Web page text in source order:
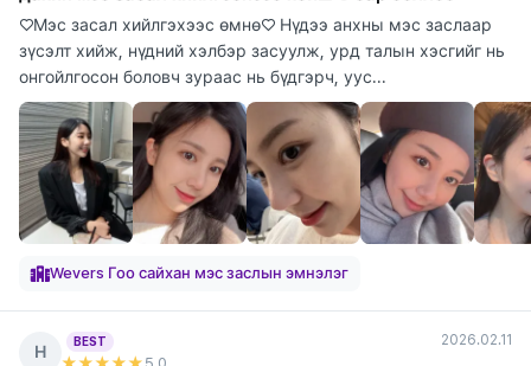
♡Мэс засал хийлгэхээс өмнө♡ Нүдээ анхны мэс заслаар
зүсэлт хийж, нүдний хэлбэр засуулж, урд талын хэсгийг нь
онгойлгосон боловч зураас нь бүдгэрч, уус...
Wevers Гоо сайхан мэс заслын эмнэлэг
Н
BEST 2026.02.11